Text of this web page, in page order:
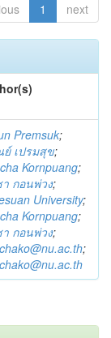
1 next
Premsuk;
เปรมสุข;
Kornpuang;
กอนพ่วง;
University;
Kornpuang;
กอนพ่วง;
;